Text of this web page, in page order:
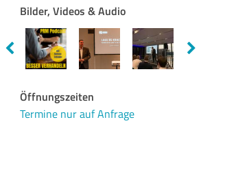
Bilder, Videos & Audio
Öffnungszeiten
Termine nur auf Anfrage